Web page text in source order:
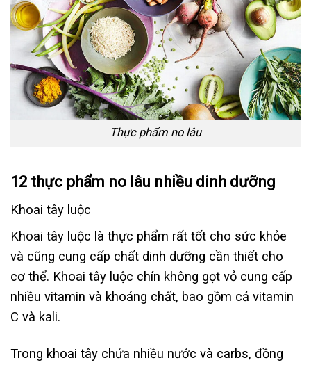
Thực phẩm no lâu
12 thực phẩm no lâu nhiều dinh dưỡng
Khoai tây luộc
Khoai tây luộc là thực phẩm rất tốt cho sức khỏe
và cũng cung cấp chất dinh dưỡng cần thiết cho
cơ thể. Khoai tây luộc chín không gọt vỏ cung cấp
nhiều vitamin và khoáng chất, bao gồm cả vitamin
C và kali.
Trong khoai tây chứa nhiều nước và carbs, đồng